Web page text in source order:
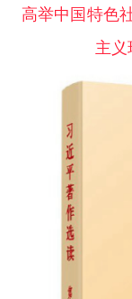
高举中国特色
主